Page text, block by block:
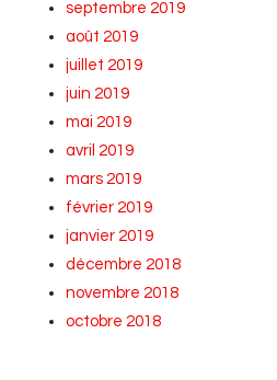
septembre 2019
août 2019
juillet 2019
juin 2019
mai 2019
avril 2019
mars 2019
février 2019
janvier 2019
décembre 2018
novembre 2018
octobre 2018